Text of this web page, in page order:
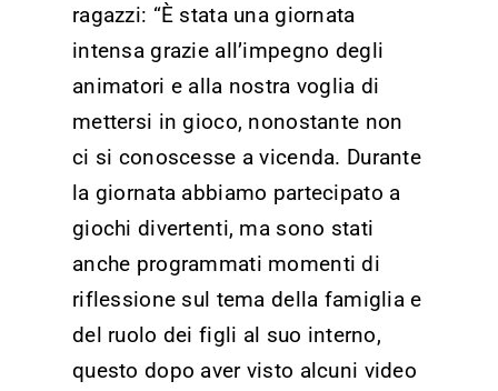
ragazzi: “È stata una giornata
intensa grazie all’impegno degli
animatori e alla nostra voglia di
mettersi in gioco, nonostante non
ci si conoscesse a vicenda. Durante
la giornata abbiamo partecipato a
giochi divertenti, ma sono stati
anche programmati momenti di
riflessione sul tema della famiglia e
del ruolo dei figli al suo interno,
questo dopo aver visto alcuni video